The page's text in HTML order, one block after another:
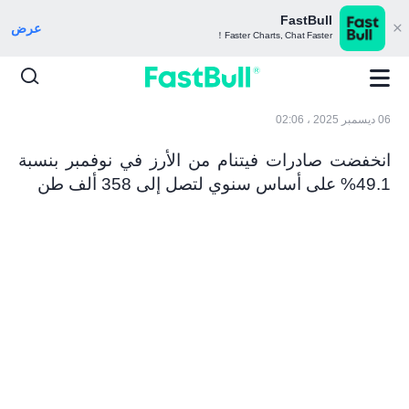
FastBull
Faster Charts, Chat Faster！ عرض
06 ديسمبر 2025 ، 02:06
انخفضت صادرات فيتنام من الأرز في نوفمبر بنسبة
49.1% على أساس سنوي لتصل إلى 358 ألف طن